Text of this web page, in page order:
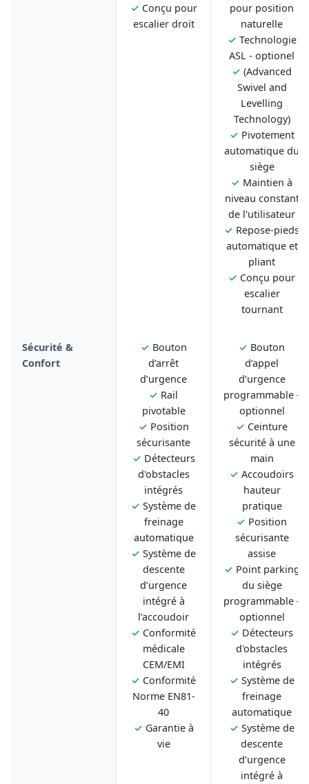
✓ Conçu pour
escalier droit
pour position
naturelle
✓ Technologie
ASL - optionel
✓ (Advanced
Swivel and
Levelling
Technology)
✓ Pivotement
automatique du
siège
✓ Maintien à
niveau constant
de l'utilisateur
✓ Repose-pieds
automatique et
pliant
✓ Conçu pour
escalier
tournant
Sécurité &
Confort
✓ Bouton
d’arrêt
d’urgence
✓ Rail
pivotable
✓ Position
sécurisante
✓ Détecteurs
d'obstacles
intégrés
✓ Système de
freinage
automatique
✓ Système de
descente
d’urgence
intégré à
l’accoudoir
✓ Conformité
médicale
CEM/EMI
✓ Conformité
Norme EN81-
40
✓ Garantie à
vie
✓ Bouton
d’appel
d’urgence
programmable -
optionnel
✓ Ceinture
sécurité à une
main
✓ Accoudoirs
hauteur
pratique
✓ Position
sécurisante
assise
✓ Point parking
du siège
programmable -
optionnel
✓ Détecteurs
d'obstacles
intégrés
✓ Système de
freinage
automatique
✓ Système de
descente
d’urgence
intégré à